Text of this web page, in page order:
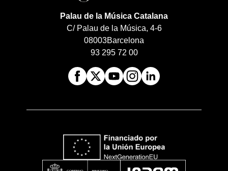
Palau de la Música Catalana
C/ Palau de la Música, 4-6
08003Barcelona
93 295 72 00